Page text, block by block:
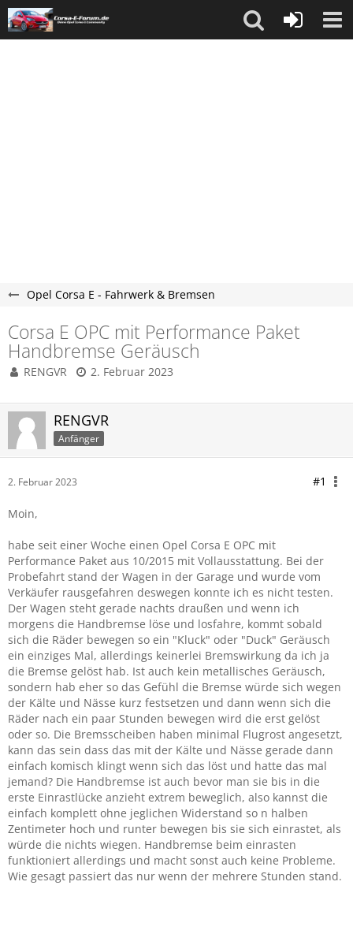
Opel Corsa E - Fahrwerk & Bremsen
Corsa E OPC mit Performance Paket
Handbremse Geräusch
RENGVR 2. Februar 2023
RENGVR
Anfänger
2. Februar 2023 #1
Moin,
habe seit einer Woche einen Opel Corsa E OPC mit
Performance Paket aus 10/2015 mit Vollausstattung. Bei der
Probefahrt stand der Wagen in der Garage und wurde vom
Verkäufer rausgefahren deswegen konnte ich es nicht testen.
Der Wagen steht gerade nachts draußen und wenn ich
morgens die Handbremse löse und losfahre, kommt sobald
sich die Räder bewegen so ein "Kluck" oder "Duck" Geräusch
ein einziges Mal, allerdings keinerlei Bremswirkung da ich ja
die Bremse gelöst hab. Ist auch kein metallisches Geräusch,
sondern hab eher so das Gefühl die Bremse würde sich wegen
der Kälte und Nässe kurz festsetzen und dann wenn sich die
Räder nach ein paar Stunden bewegen wird die erst gelöst
oder so. Die Bremsscheiben haben minimal Flugrost angesetzt,
kann das sein dass das mit der Kälte und Nässe gerade dann
einfach komisch klingt wenn sich das löst und hatte das mal
jemand? Die Handbremse ist auch bevor man sie bis in die
erste Einrastlücke anzieht extrem beweglich, also kannst die
einfach komplett ohne jeglichen Widerstand so n halben
Zentimeter hoch und runter bewegen bis sie sich einrastet, als
würde die nichts wiegen. Handbremse beim einrasten
funktioniert allerdings und macht sonst auch keine Probleme.
Wie gesagt passiert das nur wenn der mehrere Stunden stand.